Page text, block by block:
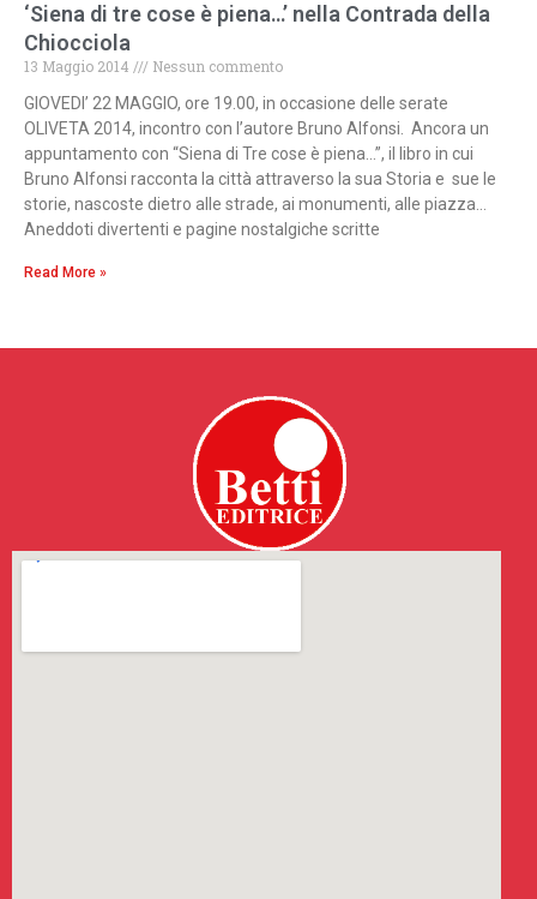
‘Siena di tre cose è piena…’ nella Contrada della
Chiocciola
13 Maggio 2014
Nessun commento
GIOVEDI’ 22 MAGGIO, ore 19.00, in occasione delle serate
OLIVETA 2014, incontro con l’autore Bruno Alfonsi. Ancora un
appuntamento con “Siena di Tre cose è piena…”, il libro in cui
Bruno Alfonsi racconta la città attraverso la sua Storia e sue le
storie, nascoste dietro alle strade, ai monumenti, alle piazza…
Aneddoti divertenti e pagine nostalgiche scritte
Read More »